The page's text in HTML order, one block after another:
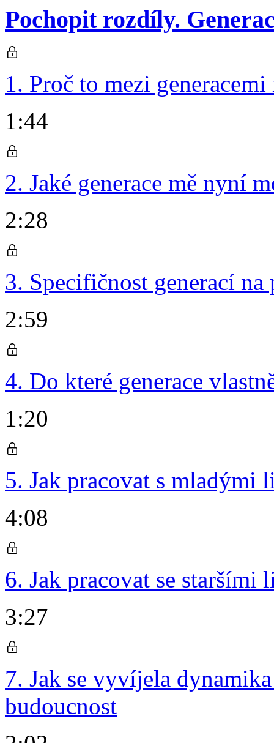
Pochopit rozdíly.
1. Proč to mezi
1:44
2. Jaké generace mě nyní
2:28
3. Specifičnost generací na
2:59
4. Do které generace
1:20
5. Jak pracovat s mladými
4:08
6. Jak pracovat se
3:27
7. Jak se vyvíjela
budoucnost